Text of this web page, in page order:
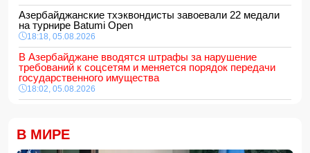
Азербайджанские тхэквондисты завоевали 22 медали
на турнире Batumi Open
18:18, 05.08.2026
В Азербайджане вводятся штрафы за нарушение
требований к соцсетям и меняется порядок передачи
государственного имущества
18:02, 05.08.2026
18:00, 05.08.2026
В МИРЕ